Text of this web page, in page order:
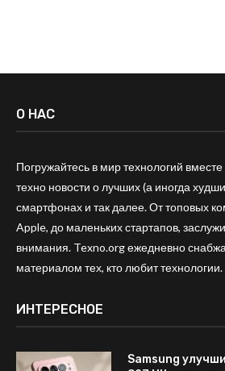
О НАС
Погружайтесь в мир технологий
техно новости о лучших (а иногда
смартфонах и так далее. От топовых
Apple, до маленьких стартапов,
внимания. Texno.org ежедневно
материалом тех, кто любит технологии.
ИНТЕРЕСНОЕ
Samsung